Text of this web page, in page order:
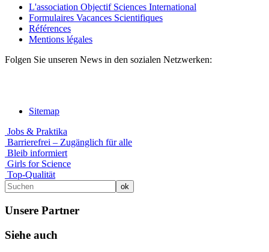
L'association Objectif Sciences International
Formulaires Vacances Scientifiques
Références
Mentions légales
Folgen Sie unseren News in den sozialen Netzwerken:
Sitemap
Jobs & Praktika
Barrierefrei – Zugänglich für alle
Bleib informiert
Girls for Science
Top-Qualität
Unsere Partner
Siehe auch